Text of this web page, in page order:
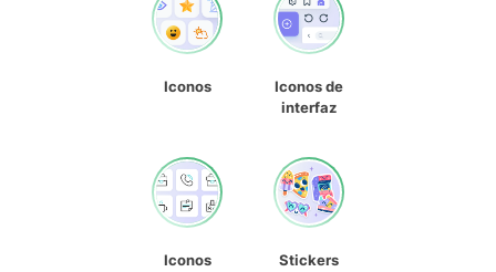
Iconos
Iconos de
interfaz
Iconos
Stickers